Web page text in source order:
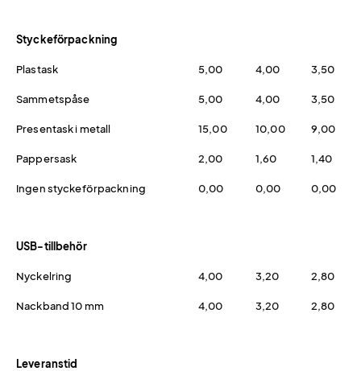
Styckeförpackning
Plastask 5,00 4,00 3,50
Sammetspåse 5,00 4,00 3,50
Presentask i metall 15,00 10,00 9,00
Pappersask 2,00 1,60 1,40
Ingen styckeförpackning 0,00 0,00 0,00
USB-tillbehör
Nyckelring 4,00 3,20 2,80
Nackband 10 mm 4,00 3,20 2,80
Leveranstid